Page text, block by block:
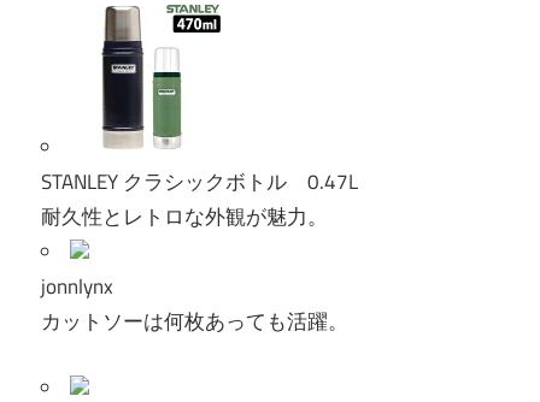
STANLEY クラシックボトル 0.47L
耐久性とレトロな外観が魅力。
jonnlynx
カットソーは何枚あっても活躍。